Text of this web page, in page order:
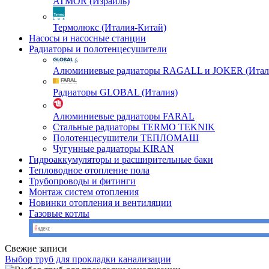
Термолюкс (Италия-Китай)
Насосы и насосные станции
Радиаторы и полотенцесушители
Алюминиевые радиаторы RAGALL и JOKER
Радиаторы GLOBAL (Италия)
Алюминиевые радиаторы FARAL
Стальные радиаторы TERMO TEKNIK
Полотенцесушители ТЕПЛОМАШ
Чугунные радиаторы KIRAN
Гидроаккумуляторы и расширительные баки
Тепловодное отопление пола
Трубопроводы и фитинги
Монтаж систем отопления
Новинки отопления и вентиляции
Газовые котлы
Свежие записи
Выбор труб для прокладки канализации